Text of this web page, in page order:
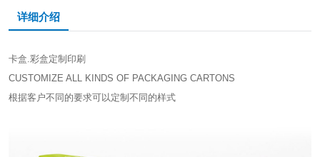
详细介绍
卡盒.彩盒定制印刷
CUSTOMIZE ALL KINDS OF PACKAGING CARTONS
根据客户不同的要求可以定制不同的样式